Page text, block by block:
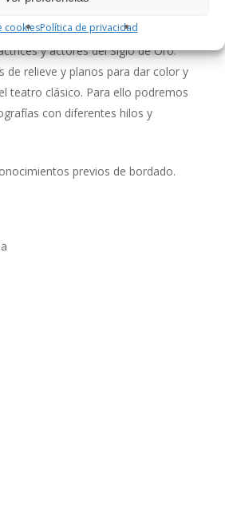
cookiesPolítica de privacidad
y actores del Siglo de Oro.
de relieve y planos para dar color y
teatro clásico. Para ello podremos
con diferentes hilos y
previos de bordado.